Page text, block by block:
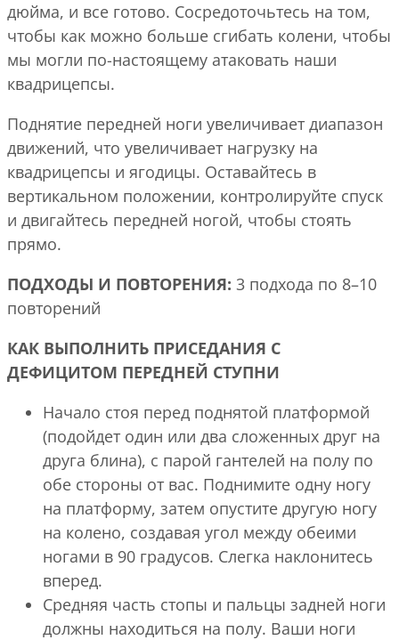
дюйма, и все готово. Сосредоточьтесь на том,
чтобы как можно больше сгибать колени, чтобы
мы могли по-настоящему атаковать наши
квадрицепсы.
Поднятие передней ноги увеличивает диапазон
движений, что увеличивает нагрузку на
квадрицепсы и ягодицы. Оставайтесь в
вертикальном положении, контролируйте спуск
и двигайтесь передней ногой, чтобы стоять
прямо.
ПОДХОДЫ И ПОВТОРЕНИЯ: 3 подхода по 8–10
повторений
КАК ВЫПОЛНИТЬ ПРИСЕДАНИЯ С
ДЕФИЦИТОМ ПЕРЕДНЕЙ СТУПНИ
Начало стоя перед поднятой платформой
(подойдет один или два сложенных друг на
друга блина), с парой гантелей на полу по
обе стороны от вас. Поднимите одну ногу
на платформу, затем опустите другую ногу
на колено, создавая угол между обеими
ногами в 90 градусов. Слегка наклонитесь
вперед.
Средняя часть стопы и пальцы задней ноги
должны находиться на полу. Ваши ноги